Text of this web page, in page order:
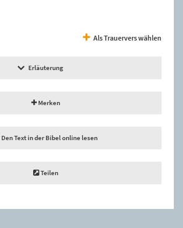
Als Trauervers wählen
Erläuterung
Merken
Den Text in der Bibel online lesen
Teilen